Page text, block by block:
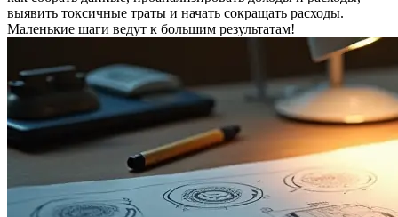
выявить токсичные траты и начать сокращать расходы.
Маленькие шаги ведут к большим результатам!